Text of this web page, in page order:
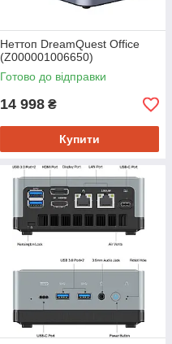
Неттоп DreamQuest Office
(Z000001006650)
Готово до відправки
14 998 ₴
Купити